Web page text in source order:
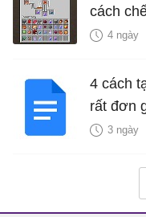
cách
4 ngày
4 cách
rất đơn
3 ngày